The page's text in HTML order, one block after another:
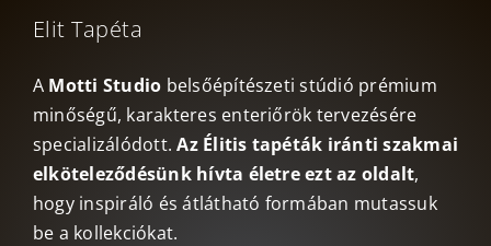
Elit Tapéta
A Motti Studio belsőépítészeti stúdió prémium
minőségű, karakteres enteriőrök tervezésére
specializálódott.Az Élitis tapéták iránti szakmai
elköteleződésünk hívta életre ezt az oldalt,
hogy inspiráló és átlátható formában mutassuk
be a kollekciókat.